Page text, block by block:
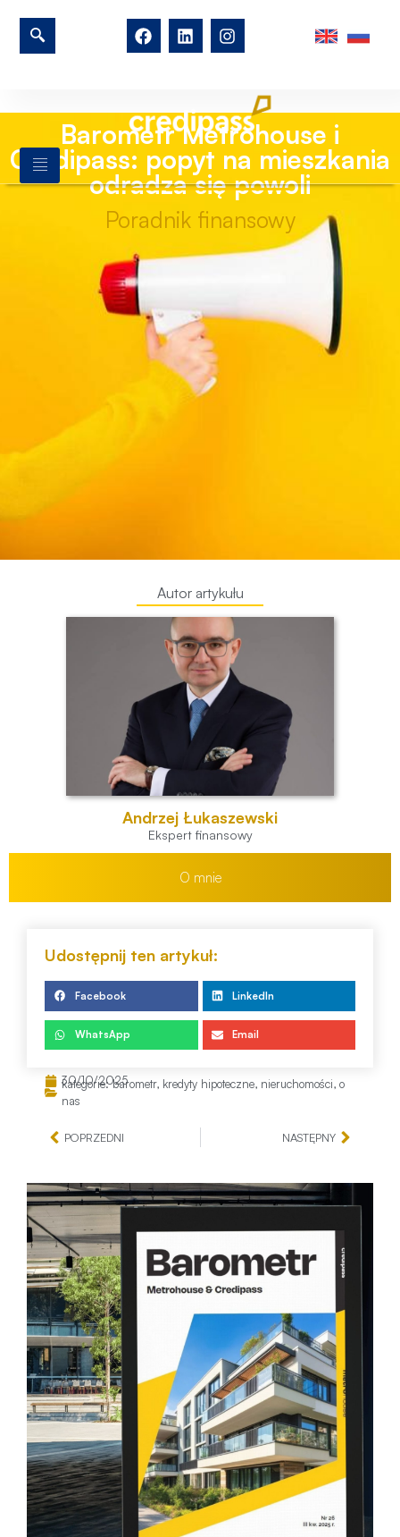
Barometr Metrohouse i
Credipass: popyt na mieszkania
odradza się powoli
Poradnik finansowy
Autor artykułu
Andrzej Łukaszewski
Ekspert finansowy
O mnie
Udostępnij ten artykuł:
Facebook LinkedIn
WhatsApp Email
30/10/2025
kategorie:barometr, kredyty hipoteczne, nieruchomości, o
nas
POPRZEDNI NASTĘPNY